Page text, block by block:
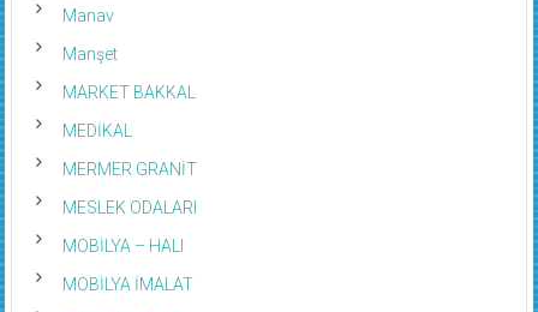
Manav
Manşet
MARKET BAKKAL
MEDİKAL
MERMER GRANİT
MESLEK ODALARI
MOBİLYA – HALI
MOBİLYA İMALAT